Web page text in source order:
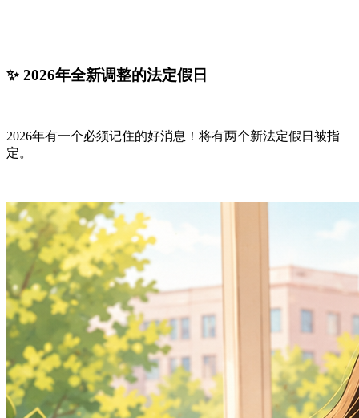
✨ 2026年全新调整的法定假日
2026年有一个必须记住的好消息！将有两个新法定假日被指
定。